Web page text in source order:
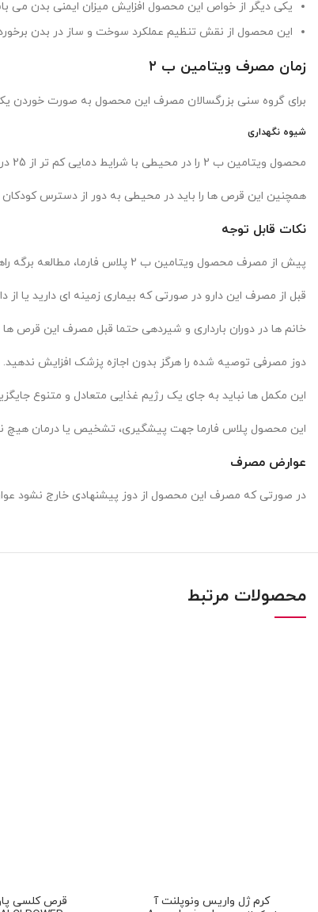
یکی دیگر از خواص این محصول افزایش میزان ایمنی بدن می
این محصول از نقش تنظیم عملکرد سوخت و ساز در بدن
زمان مصرف ویتامین ب ۲
برای گروه سنی بزرگسالان مصرف این محصول به صورت خوردن یک عدد قرص ویتامین ب 2 به
شیوه نگهداری
محصول ویتامین ب 2 را در محیطی با شرایط دمایی کم تر از 25 درجه سانتی گراد و به دور از نور، رطوبت و تابش مستقیم نور خورشید نگه داری کنید.
همچنین این قرص ها را باید در محیطی به دور از دسترس کودکان
نکات قابل توجه
پیش از مصرف محصول ویتامین ب 2 پلاس فارما، مطالعه برگه راهنما ضرورت دارد.
قبل از مصرف این دارو در صورتی که بیماری زمینه ای دارید یا
خانم ها در دوران بارداری و شیردهی حتما قبل مصرف این قرص
دوز مصرفی توصیه شده را هرگز بدون اجازه پزشک افزایش ندهید.
این مکمل ها نباید به جای یک رژیم غذایی متعادل و متنوع
این محصول پلاس فارما جهت پیشگیری، تشخیص یا درمان هیچ
عوارض مصرف
در صورتی که مصرف این محصول از دوز پیشنهادی خارج نشود
محصولات مرتبط
کرم ژل واریس ونوپلنت آ
قرص کلسی